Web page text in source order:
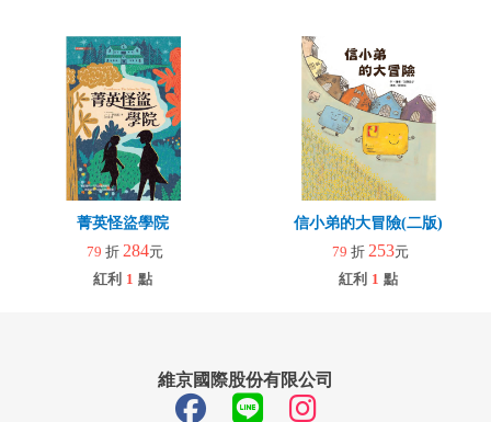
菁英怪盜學院
79 折 284元
紅利 1 點
信小弟的大冒險(二版)
79 折 253元
紅利 1 點
維京國際股份有限公司